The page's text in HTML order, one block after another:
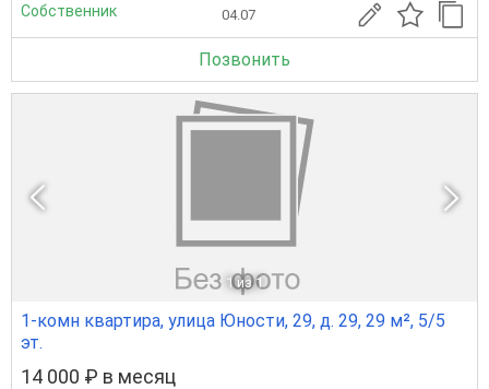
Собственник 04.07
Позвонить
1 из 1
1-комн квартира, улица Юности, 29, д. 29, 29 м², 5/5
эт.
14 000 ₽ в месяц